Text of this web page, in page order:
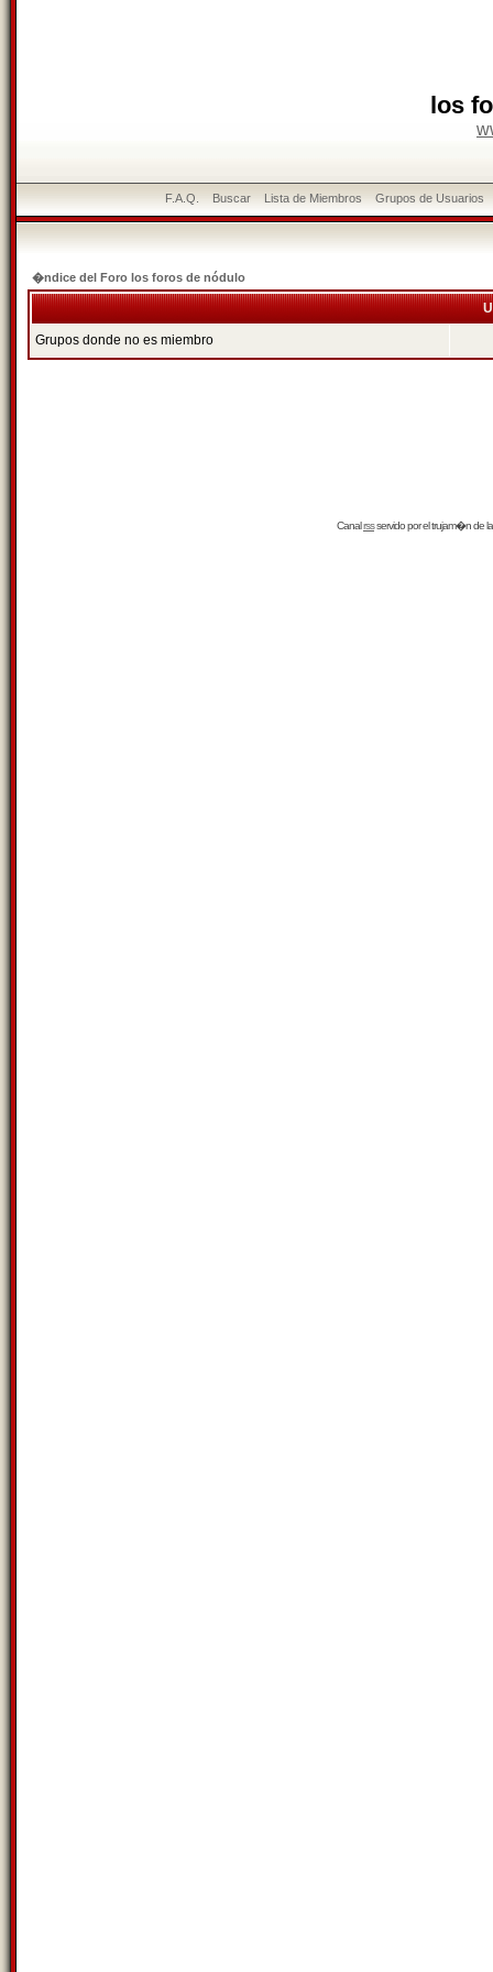
los
F.A.Q. Buscar Lista de Miembros Grupos de Usuarios
�ndice del Foro los foros de nódulo
Grupos donde no es miembro
Canalrssservido por eltrujam�nde